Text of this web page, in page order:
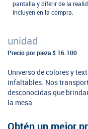
pantalla y diferir de la
incluyen en la compra.
unidad
Precio por pieza $ 16.100
Universo de colores y
infaltables. Nos
desconocidas que
la mesa.
Obtén un mejor